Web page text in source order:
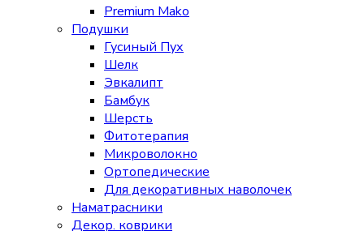
Premium Mako
Подушки
Гусиный Пух
Шелк
Эвкалипт
Бамбук
Шерсть
Фитотерапия
Микроволокно
Ортопедические
Для декоративных наволочек
Наматрасники
Декор. коврики